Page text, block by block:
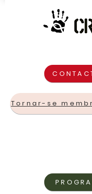
Tornar-se